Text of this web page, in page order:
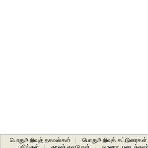
பொதுஅறிவுத் தகவல்கள் பொதுஅறிவுக் கட்டுரைகள்